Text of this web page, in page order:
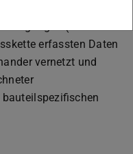
(Eyetracking) sowie
erfassten Daten
vernetzt und